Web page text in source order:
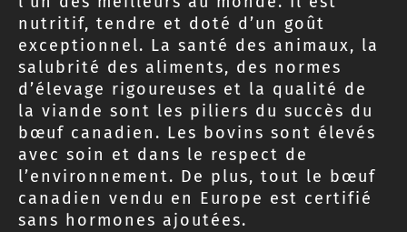
nutritif, tendre et doté d’un goût
exceptionnel. La santé des animaux, la
salubrité des aliments, des normes
d’élevage rigoureuses et la qualité de
la viande sont les piliers du succès du
bœuf canadien. Les bovins sont élevés
avec soin et dans le respect de
l’environnement. De plus, tout le bœuf
canadien vendu en Europe est certifié
sans hormones ajoutées.